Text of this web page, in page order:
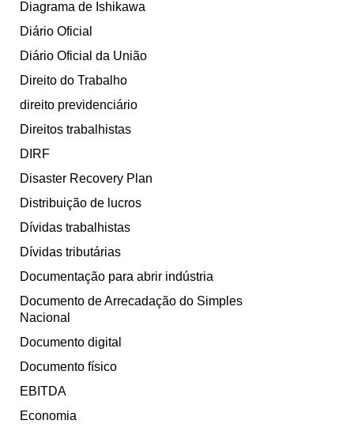
Diagrama de Ishikawa
Diário Oficial
Diário Oficial da União
Direito do Trabalho
direito previdenciário
Direitos trabalhistas
DIRF
Disaster Recovery Plan
Distribuição de lucros
Dívidas trabalhistas
Dívidas tributárias
Documentação para abrir indústria
Documento de Arrecadação do Simples
Nacional
Documento digital
Documento físico
EBITDA
Economia